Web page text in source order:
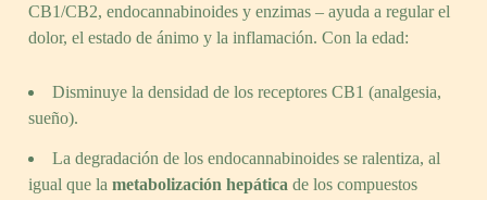
CB1/CB2, endocannabinoides y enzimas – ayuda a regular el
dolor, el estado de ánimo y la inflamación. Con la edad:
Disminuye la densidad de los receptores CB1 (analgesia,
sueño).
La degradación de los endocannabinoides se ralentiza, al
igual que lametabolización hepática de los compuestos